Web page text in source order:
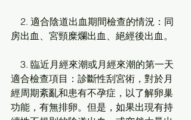
房出血、宮頸糜爛出血、絕經後出血。
適合檢查項目：診斷性刮宮術，對於月
經周期紊亂和患有不孕症，以了解卵巢
功能，有無排卵。但是，如果出現有持